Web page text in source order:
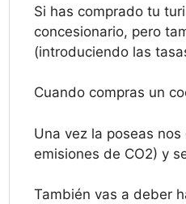
Si has comprado tu
concesionario, pero
(introduciendo las
Cuando compras un
Una vez la poseas
emisiones de CO2) y
También vas a deber